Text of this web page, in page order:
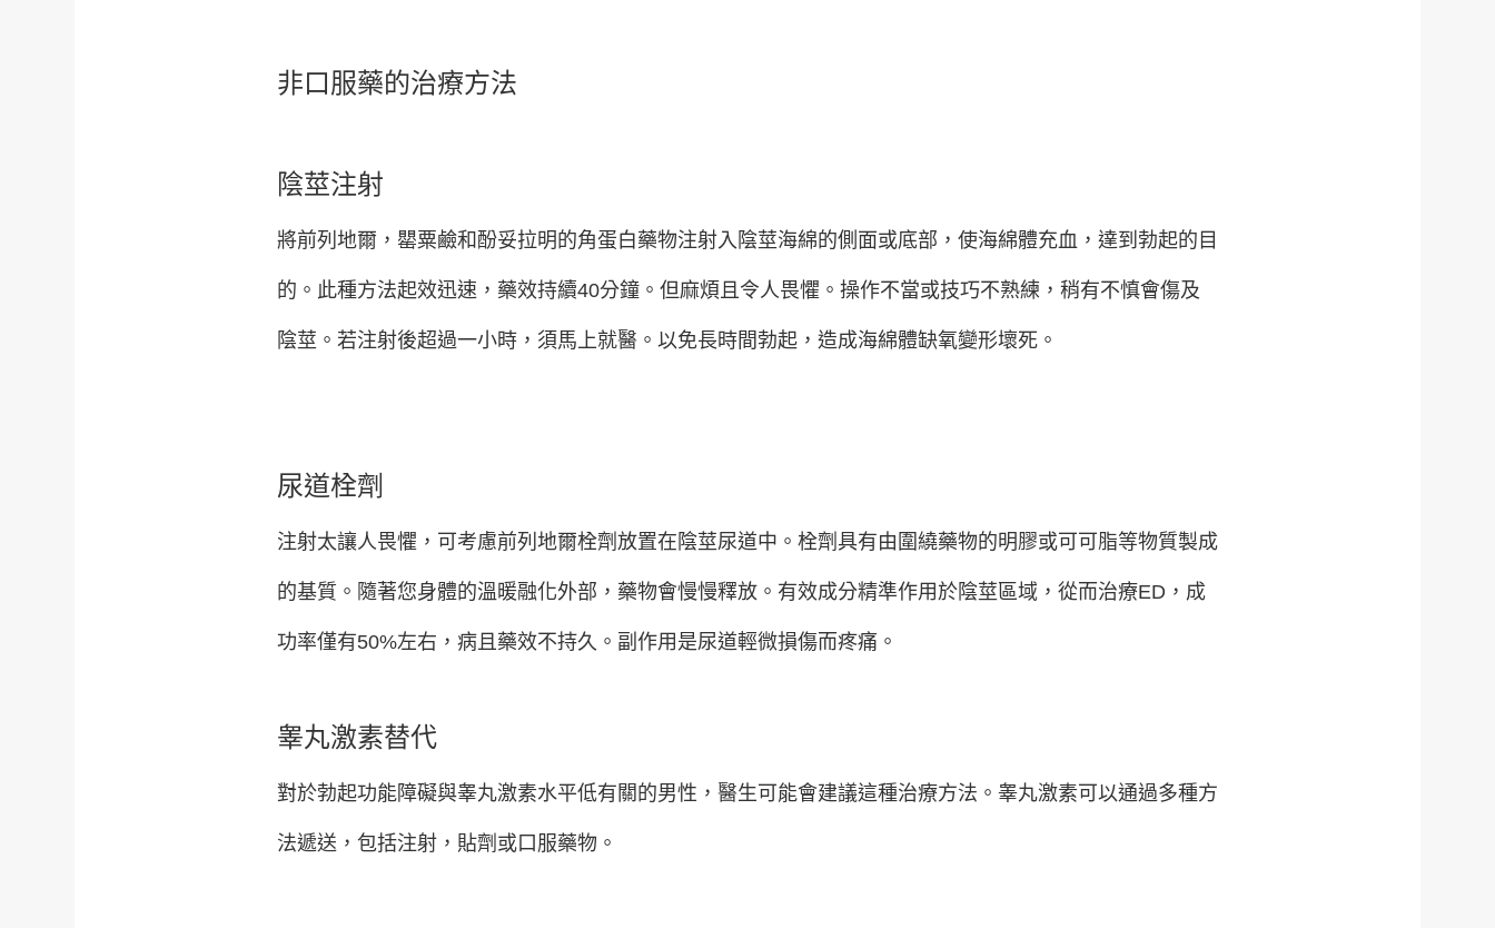
非口服藥的治療方法
陰莖注射
將前列地爾，罌粟鹼和酚妥拉明的角蛋白藥物注射入陰莖海綿的側面或底部，使海綿體充血，達到勃起的目
的。此種方法起效迅速，藥效持續40分鐘。但麻煩且令人畏懼。操作不當或技巧不熟練，稍有不慎會傷及
陰莖。若注射後超過一小時，須馬上就醫。以免長時間勃起，造成海綿體缺氧變形壞死。
尿道栓劑
注射太讓人畏懼，可考慮前列地爾栓劑放置在陰莖尿道中。栓劑具有由圍繞藥物的明膠或可可脂等物質製成
的基質。隨著您身體的溫暖融化外部，藥物會慢慢釋放。有效成分精準作用於陰莖區域，從而治療ED，成
功率僅有50%左右，病且藥效不持久。副作用是尿道輕微損傷而疼痛。
睾丸激素替代
對於勃起功能障礙與睾丸激素水平低有關的男性，醫生可能會建議這種治療方法。睾丸激素可以通過多種方
法遞送，包括注射，貼劑或口服藥物。